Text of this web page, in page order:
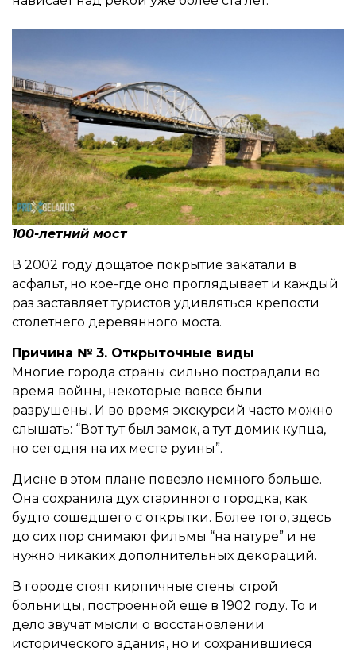
100-летний мост
В 2002 году дощатое покрытие закатали в
асфальт, но кое-где оно проглядывает и каждый
раз заставляет туристов удивляться крепости
столетнего деревянного моста.
Причина № 3. Открыточные виды
Многие города страны сильно пострадали во
время войны, некоторые вовсе были
разрушены. И во время экскурсий часто можно
слышать: “Вот тут был замок, а тут домик купца,
но сегодня на их месте руины”.
Дисне в этом плане повезло немного больше.
Она сохранила дух старинного городка, как
будто сошедшего с открытки. Более того, здесь
до сих пор снимают фильмы “на натуре” и не
нужно никаких дополнительных декораций.
В городе стоят кирпичные стены строй
больницы, построенной еще в 1902 году. То и
дело звучат мысли о восстановлении
исторического здания, но и сохранившиеся